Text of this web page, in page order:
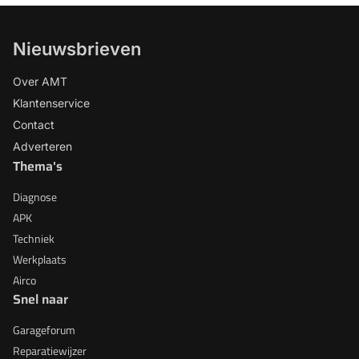
Nieuwsbrieven
Over AMT
Klantenservice
Contact
Adverteren
Thema's
Diagnose
APK
Techniek
Werkplaats
Airco
Snel naar
Garageforum
Reparatiewijzer